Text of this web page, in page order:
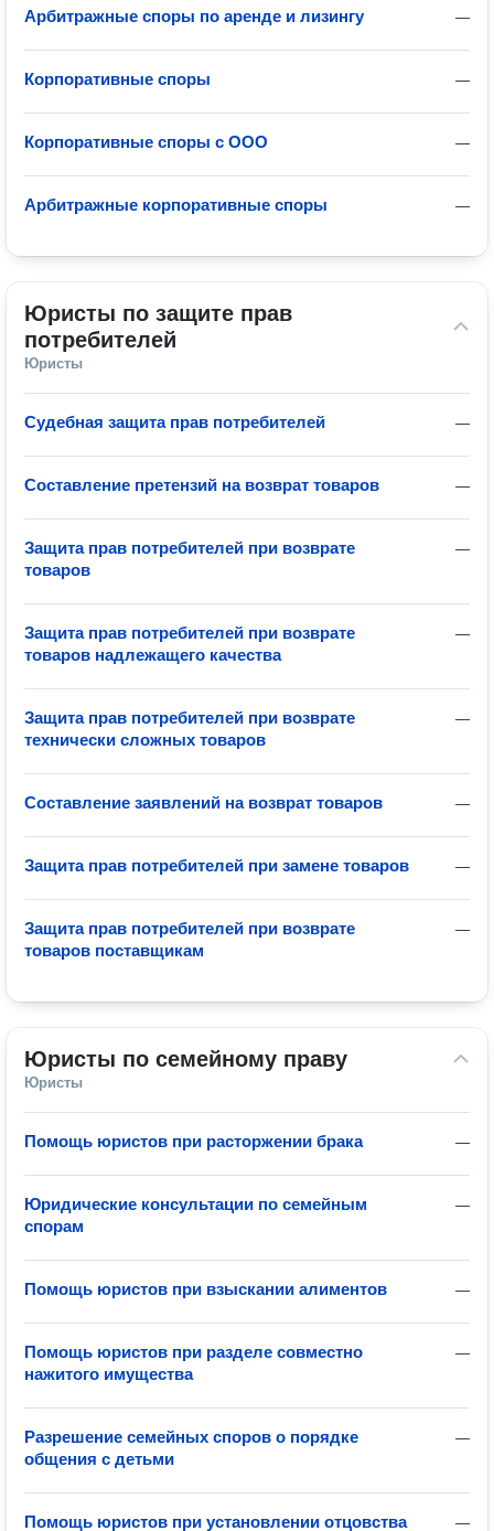
—
Арбитражные споры по аренде и лизингу
—
Корпоративные споры
—
Корпоративные споры с ООО
—
Арбитражные корпоративные споры
Юристы по защите прав
потребителей
Юристы
—
Судебная защита прав потребителей
—
Составление претензий на возврат товаров
—
Защита прав потребителей при возврате
товаров
—
Защита прав потребителей при возврате
товаров надлежащего качества
—
Защита прав потребителей при возврате
технически сложных товаров
—
Составление заявлений на возврат товаров
—
Защита прав потребителей при замене товаров
—
Защита прав потребителей при возврате
товаров поставщикам
Юристы по семейному праву
Юристы
—
Помощь юристов при расторжении брака
—
Юридические консультации по семейным
спорам
—
Помощь юристов при взыскании алиментов
—
Помощь юристов при разделе совместно
нажитого имущества
—
Разрешение семейных споров о порядке
общения с детьми
—
Помощь юристов при установлении отцовства